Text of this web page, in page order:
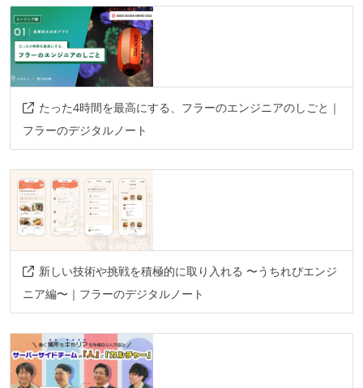
たった4時間を最高にする、フラーのエンジニアのしごと｜
フラーのデジタルノート
新しい技術や挑戦を積極的に取り入れる 〜うちれぴエンジ
ニア編〜｜フラーのデジタルノート